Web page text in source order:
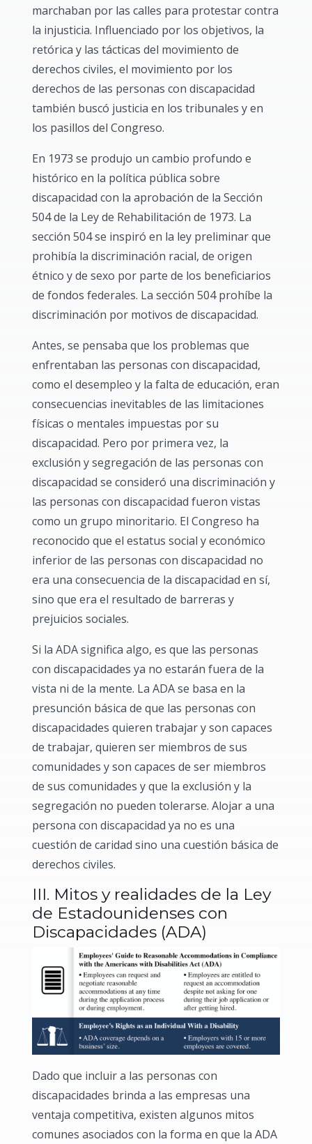
marchaban por las calles para protestar contra
la injusticia. Influenciado por los objetivos, la
retórica y las tácticas del movimiento de
derechos civiles, el movimiento por los
derechos de las personas con discapacidad
también buscó justicia en los tribunales y en
los pasillos del Congreso.
En 1973 se produjo un cambio profundo e
histórico en la política pública sobre
discapacidad con la aprobación de la Sección
504 de la Ley de Rehabilitación de 1973. La
sección 504 se inspiró en la ley preliminar que
prohibía la discriminación racial, de origen
étnico y de sexo por parte de los beneficiarios
de fondos federales. La sección 504 prohíbe la
discriminación por motivos de discapacidad.
Antes, se pensaba que los problemas que
enfrentaban las personas con discapacidad,
como el desempleo y la falta de educación, eran
consecuencias inevitables de las limitaciones
físicas o mentales impuestas por su
discapacidad. Pero por primera vez, la
exclusión y segregación de las personas con
discapacidad se consideró una discriminación y
las personas con discapacidad fueron vistas
como un grupo minoritario. El Congreso ha
reconocido que el estatus social y económico
inferior de las personas con discapacidad no
era una consecuencia de la discapacidad en sí,
sino que era el resultado de barreras y
prejuicios sociales.
Si la ADA significa algo, es que las personas
con discapacidades ya no estarán fuera de la
vista ni de la mente. La ADA se basa en la
presunción básica de que las personas con
discapacidades quieren trabajar y son capaces
de trabajar, quieren ser miembros de sus
comunidades y son capaces de ser miembros
de sus comunidades y que la exclusión y la
segregación no pueden tolerarse. Alojar a una
persona con discapacidad ya no es una
cuestión de caridad sino una cuestión básica de
derechos civiles.
III. Mitos y realidades de la Ley
de Estadounidenses con
Discapacidades (ADA)
Dado que incluir a las personas con
discapacidades brinda a las empresas una
ventaja competitiva, existen algunos mitos
comunes asociados con la forma en que la ADA